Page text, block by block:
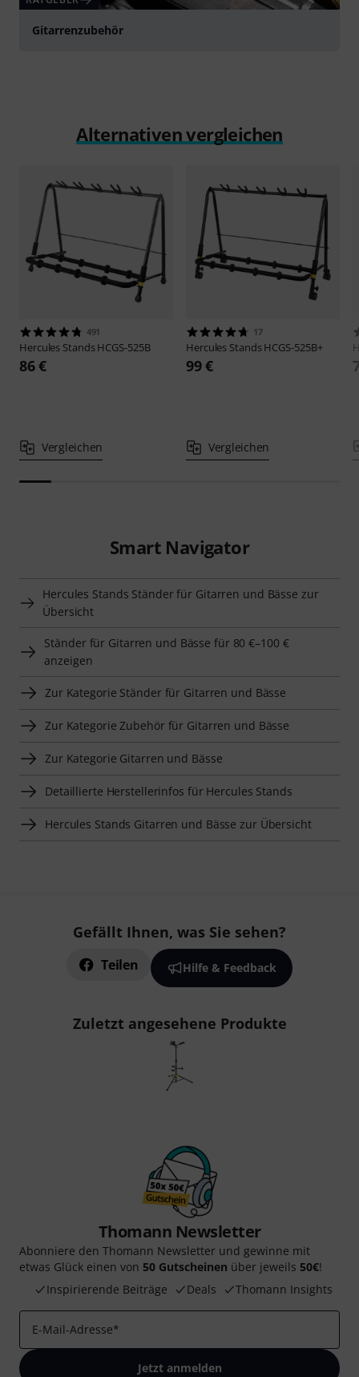
Gitarrenzubehör
Alternativen vergleichen
491
Hercules StandsHCGS-525B
86 €
Vergleichen
17
Hercules StandsHCGS-525B+
99 €
Vergleichen
Smart Navigator
Hercules Stands Ständer für Gitarren und Bässe zur
Übersicht
Ständer für Gitarren und Bässe für 80 €–100 €
anzeigen
Zur Kategorie Ständer für Gitarren und Bässe
Zur Kategorie Zubehör für Gitarren und Bässe
Zur Kategorie Gitarren und Bässe
Detaillierte Herstellerinfos für Hercules Stands
Hercules Stands Gitarren und Bässe zur Übersicht
Gefällt Ihnen, was Sie sehen?
Teilen Hilfe & Feedback
Zuletzt angesehene Produkte
Thomann Newsletter
Abonniere den Thomann Newsletter und gewinne mit
etwas Glück einen von 50 Gutscheinen über jeweils 50€!
Inspirierende Beiträge
Deals Thomann Insights
E-Mail-Adresse*
Jetzt anmelden